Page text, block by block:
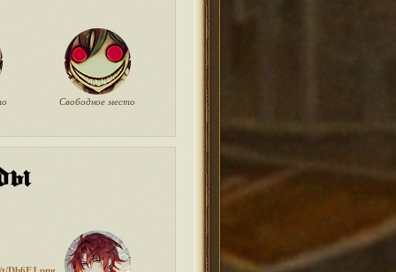
Свободное место